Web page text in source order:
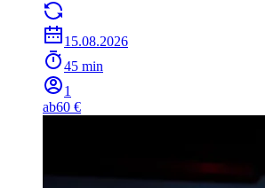
15.08.2026
45 min
1
ab60 €